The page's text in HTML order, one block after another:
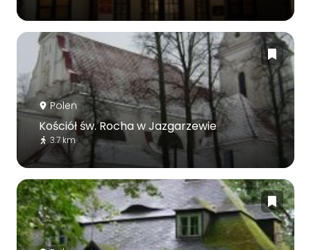
Polen
Kościół św. Rocha w Jazgarzewie
3.7 km